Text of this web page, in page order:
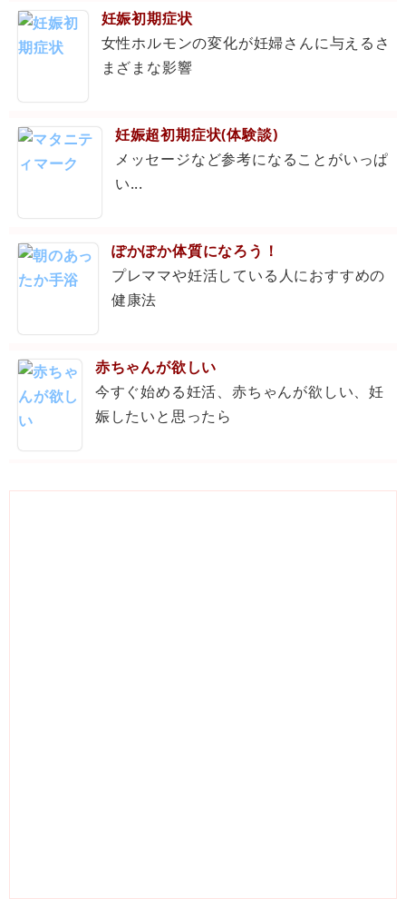
妊娠初期症状
女性ホルモンの変化が妊婦さんに与えるさ
まざまな影響
妊娠超初期症状(体験談)
メッセージなど参考になることがいっぱ
い...
ぽかぽか体質になろう！
プレママや妊活している人におすすめの
健康法
赤ちゃんが欲しい
今すぐ始める妊活、赤ちゃんが欲しい、妊
娠したいと思ったら